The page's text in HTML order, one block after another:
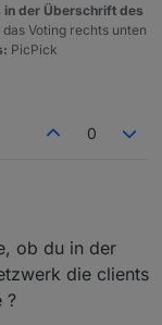
in der Überschrift des
Voting rechts unten
PicPick
0
ob du in der
die clients
?